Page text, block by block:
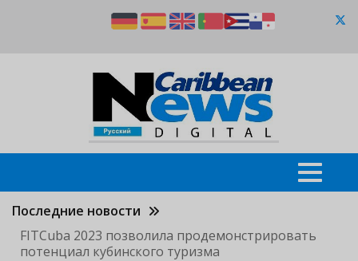
Последние новости
FITCuba 2023 позволила продемонстрировать
потенциал кубинского туризма